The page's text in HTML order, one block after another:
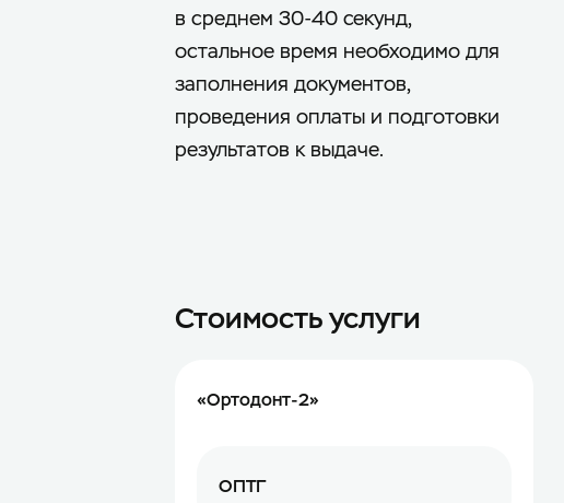
в среднем 30-40 секунд,
остальное время необходимо для
заполнения документов,
проведения оплаты и подготовки
результатов к выдаче.
Стоимость услуги
«Ортодонт-2»
ОПТГ